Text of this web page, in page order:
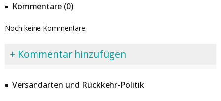
Kommentare (0)
Noch keine Kommentare.
+ Kommentar hinzufügen
Versandarten und Rückkehr-Politik